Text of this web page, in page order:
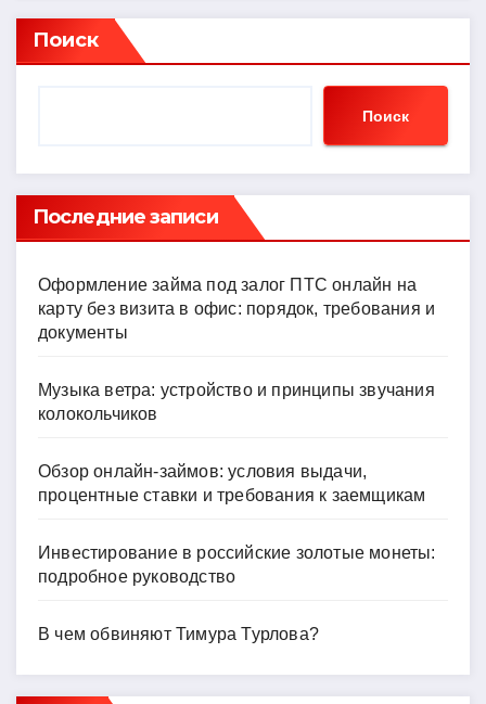
o
kl
ni
ki
s
A
a
в
ть
Поиск
Поиск
Последние записи
Оформление займа под залог ПТС онлайн на
карту без визита в офис: порядок, требования и
документы
Музыка ветра: устройство и принципы звучания
колокольчиков
Обзор онлайн-займов: условия выдачи,
процентные ставки и требования к заемщикам
Инвестирование в российские золотые монеты:
подробное руководство
В чем обвиняют Тимура Турлова?